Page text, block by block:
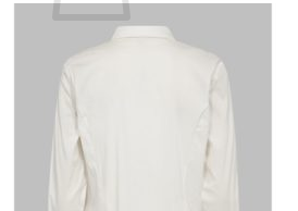
Ostoskori on tyhjä.
Takaisin kauppaan